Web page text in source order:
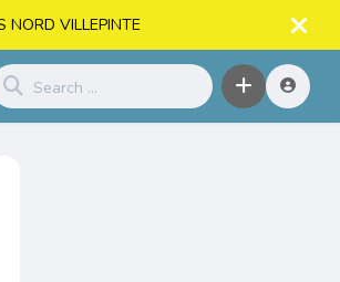
VILLEPINTE